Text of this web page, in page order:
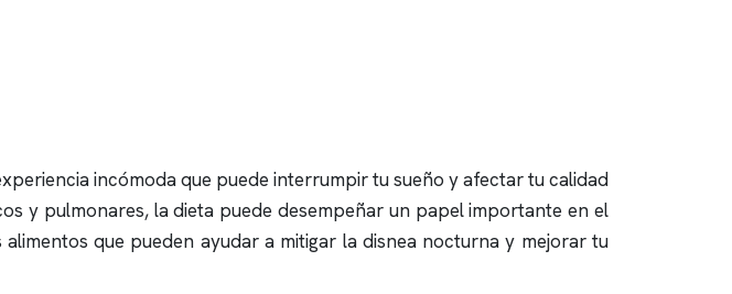
incómoda que puede interrumpir tu sueño y afectar tu calidad
y pulmonares, la dieta puede desempeñar un papel importante en el
que pueden ayudar a mitigar la disnea nocturna y mejorar tu